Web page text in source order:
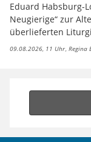
Eduard Habsburg-
Neugierige“ zur
überlieferten
09.08.2026, 11 Uhr Regina